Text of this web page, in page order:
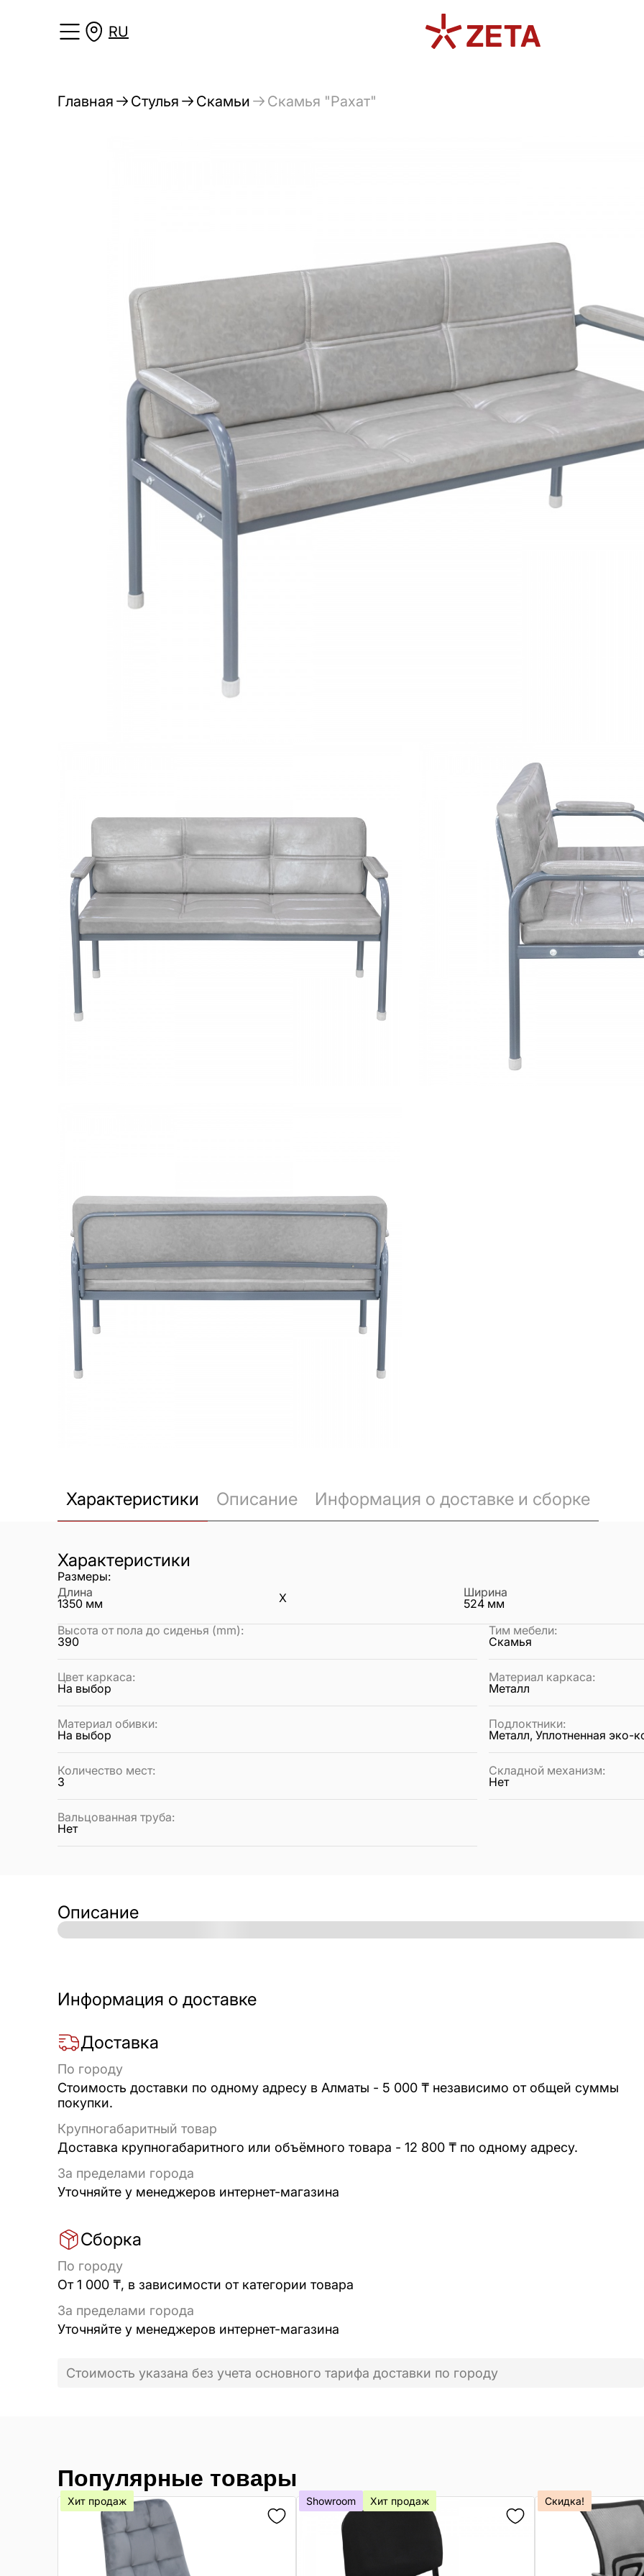
RU
Главная Стулья Скамьи Скамья "Рахат"
Характеристики Описание Информация о доставке и сборке
Характеристики
Размеры:
Длина
1350 мм X
Ширина
524 мм
Высота от пола до сиденья (mm):
390
Тим мебели:
Скамья
Цвет каркаса:
На выбор
Материал каркаса:
Металл
Материал обивки:
На выбор
Подлоктники:
Металл, Уплотненная эко-
Количество мест:
3
Складной механизм:
Нет
Вальцованная труба:
Нет
Описание
Информация о доставке
Доставка
По городу
Стоимость доставки по одному адресу в Алматы - 5 000 ₸ независимо от общей суммы
покупки.
Крупногабаритный товар
Доставка крупногабаритного или объёмного товара - 12 800 ₸ по одному адресу.
За пределами города
Уточняйте у менеджеров интернет-магазина
Сборка
По городу
От 1 000 ₸, в зависимости от категории товара
За пределами города
Уточняйте у менеджеров интернет-магазина
Стоимость указана без учета основного тарифа доставки по городу
Популярные товары
Хит продаж Showroom Хит продаж Скидка!